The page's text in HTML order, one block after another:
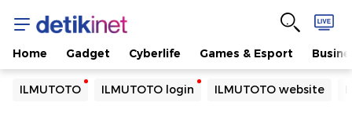
Home Gadget Cyberlife Games & Esport
ILMUTOTO ILMUTOTO login ILMUTOTO website
Yang sedang ramai dicari
Loading...